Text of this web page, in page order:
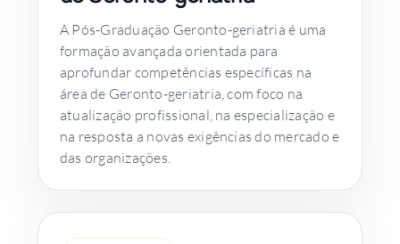
A Pós-Graduação Geronto-geriatria é uma
formação avançada orientada para
aprofundar competências específicas na
área de Geronto-geriatria, com foco na
atualização profissional, na especialização e
na resposta a novas exigências do mercado e
das organizações.